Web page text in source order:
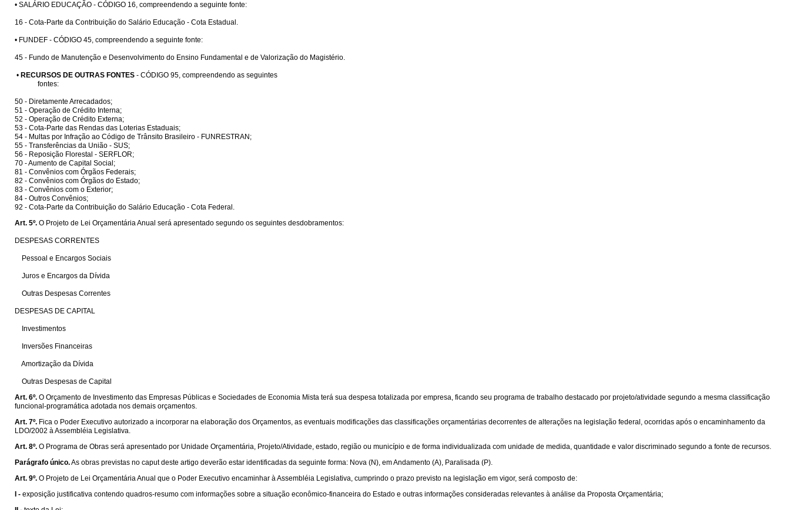
• SALÁRIO EDUCAÇÃO - CÓDIGO 16, compreendendo a seguinte fonte:
16 - Cota-Parte da Contribuição do Salário Educação - Cota Estadual.
• FUNDEF - CÓDIGO 45, compreendendo a seguinte fonte:
45 - Fundo de Manutenção e Desenvolvimento do Ensino Fundamental e de Valorização do Magistério.
• RECURSOS DE OUTRAS FONTES - CÓDIGO 95, compreendendo as seguintes
fontes:
50 - Diretamente Arrecadados;
51 - Operação de Crédito Interna;
52 - Operação de Crédito Externa;
53 - Cota-Parte das Rendas das Loterias Estaduais;
54 - Multas por Infração ao Código de Trânsito Brasileiro - FUNRESTRAN;
55 - Transferências da União - SUS;
56 - Reposição Florestal - SERFLOR;
70 - Aumento de Capital Social;
81 - Convênios com Órgãos Federais;
82 - Convênios com Órgãos do Estado;
83 - Convênios com o Exterior;
84 - Outros Convênios;
92 - Cota-Parte da Contribuição do Salário Educação - Cota Federal.
Art. 5º. O Projeto de Lei Orçamentária Anual será apresentado segundo os seguintes desdobramentos:
DESPESAS CORRENTES
Pessoal e Encargos Sociais
Juros e Encargos da Dívida
Outras Despesas Correntes
DESPESAS DE CAPITAL
Investimentos
Inversões Financeiras
Amortização da Dívida
Outras Despesas de Capital
Art. 6º. O Orçamento de Investimento das Empresas Públicas e Sociedades de Economia Mista terá sua despesa totalizada por empresa, ficando seu programa de trabalho destacado por projeto/atividade segundo a mesma classificação
funcional-programática adotada nos demais orçamentos.
Art. 7º. Fica o Poder Executivo autorizado a incorporar na elaboração dos Orçamentos, as eventuais modificações das classificações orçamentárias decorrentes de alterações na legislação federal, ocorridas após o encaminhamento da
LDO/2002 à Assembléia Legislativa.
Art. 8º. O Programa de Obras será apresentado por Unidade Orçamentária, Projeto/Atividade, estado, região ou município e de forma individualizada com unidade de medida, quantidade e valor discriminado segundo a fonte de recursos.
Parágrafo único.As obras previstas no caput deste artigo deverão estar identificadas da seguinte forma: Nova (N), em Andamento (A), Paralisada (P).
Art. 9º. O Projeto de Lei Orçamentária Anual que o Poder Executivo encaminhar à Assembléia Legislativa, cumprindo o prazo previsto na legislação em vigor, será composto de:
I - exposição justificativa contendo quadros-resumo com informações sobre a situação econômico-financeira do Estado e outras informações consideradas relevantes à análise da Proposta Orçamentária;